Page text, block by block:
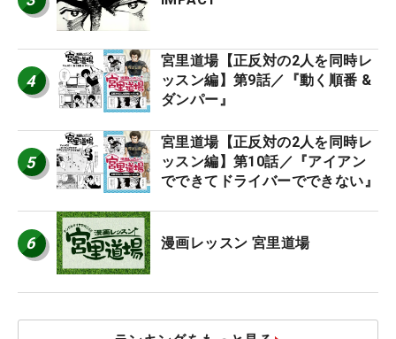
4
宮里道場【正反対の2人を同時レ
ッスン編】第9話／『動く順番 &
ダンパー』
5
宮里道場【正反対の2人を同時レ
ッスン編】第10話／『アイアン
でできてドライバーでできない』
6 漫画レッスン 宮里道場